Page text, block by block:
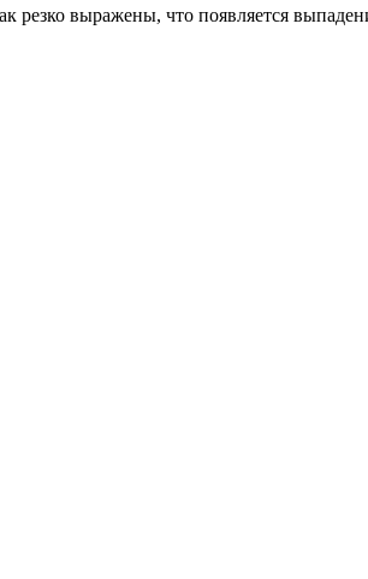
резко выражены, что появляется